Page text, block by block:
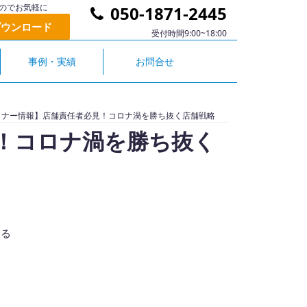
でお気軽に
ンロード
050-1871-2445
受付時間9:00~18:00
事例・実績 お問合せ
ナー情報】店舗責任者必見！コロナ渦を勝ち抜く店舗戦略
コロナ渦を勝ち抜く